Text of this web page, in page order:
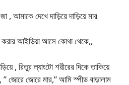
আমাকে দেখে দাড়িয়ে দাড়িয়ে মার
করার আইডিয়া আসে কোথা থেকে,,
, রিতুর ল্যাংটো শরীরের দিকে তাকিয়ে
জোরে জোরে মার,” আমি স্পীড বাড়ালাম